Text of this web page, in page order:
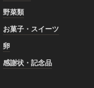
野菜類
お菓子・スイーツ
卵
感謝状・記念品